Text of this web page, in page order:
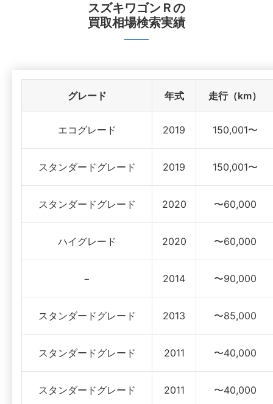
スズキワゴンＲの
買取相場検索実績
グレード 年式 走行（km）
エコグレード 2019 150,001〜
スタンダードグレード 2019 150,001〜
スタンダードグレード 2020 〜60,000
ハイグレード 2020 〜60,000
− 2014 〜90,000
スタンダードグレード 2013 〜85,000
スタンダードグレード 2011 〜40,000
スタンダードグレード 2011 〜40,000